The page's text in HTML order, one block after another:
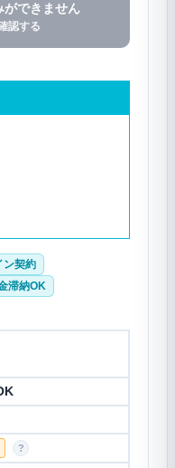
ができません
認する
ン契約
滞納OK
?